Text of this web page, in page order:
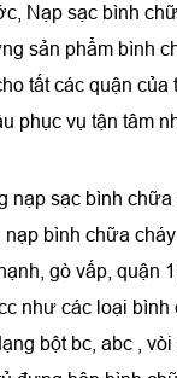
Nạp sạc bình
sản phẩm bình
tất các quận của
phục vụ tận tâm
nạp sạc bình
nạp bình chữa
gò vấp, quận
như các loại bình
bột bc, abc ,